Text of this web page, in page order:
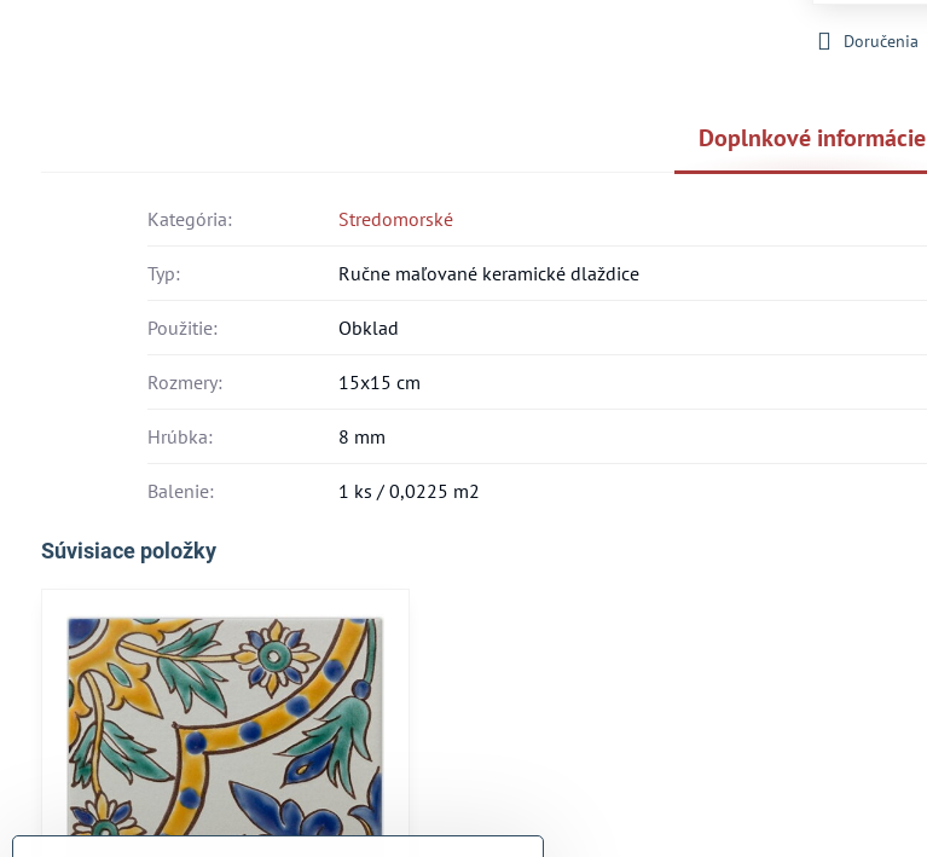
Doručenia
Doplnkové informácie
Kategória: Stredomorské
Typ: Ručne maľované keramické dlaždice
Použitie: Obklad
Rozmery: 15x15 cm
Hrúbka: 8 mm
Balenie: 1 ks / 0,0225 m2
Súvisiace položky